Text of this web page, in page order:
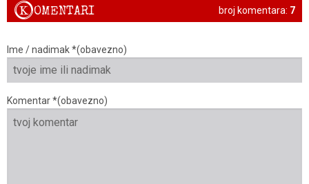
broj komentara: 7
KOMENTARI
Ime / nadimak *(obavezno)
Komentar *(obavezno)